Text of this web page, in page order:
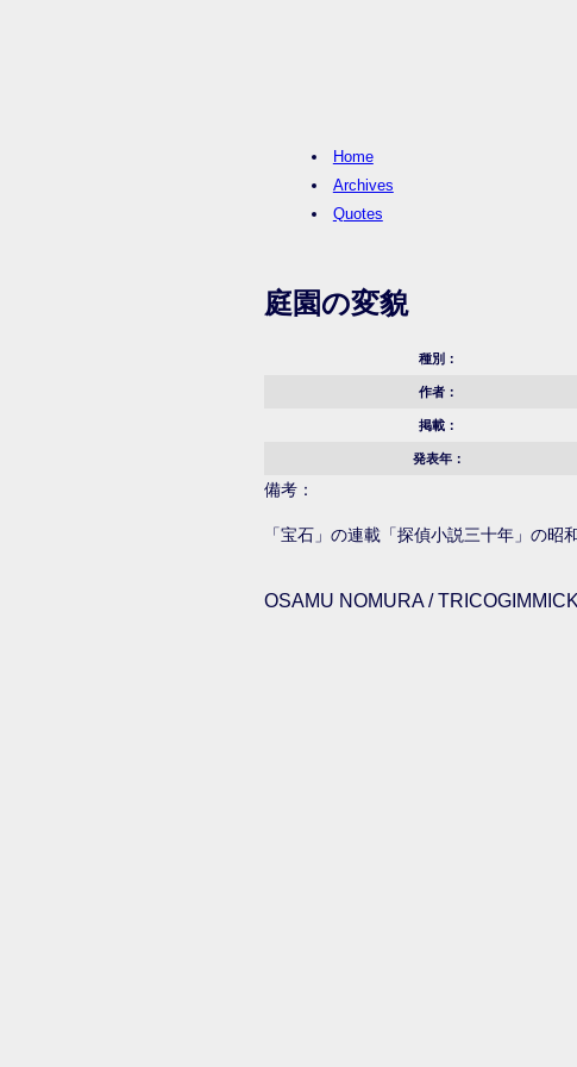
Home
Archives
Quotes
庭園の変貌
種別：
作者：
掲載：
発表年：
備考：
「宝石」の連載「探偵小説三十年」の昭
OSAMU NOMURA /